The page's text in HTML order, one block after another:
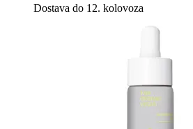
Dostava do 12. kolovoza